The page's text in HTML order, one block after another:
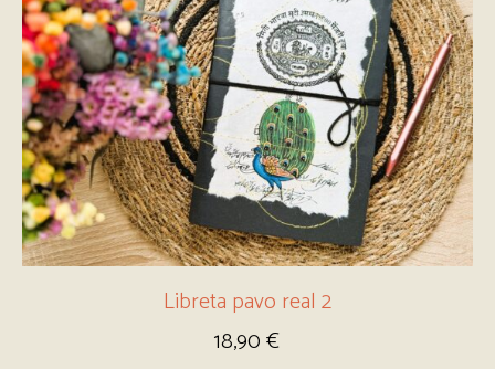
Libreta pavo real 2
18,90€